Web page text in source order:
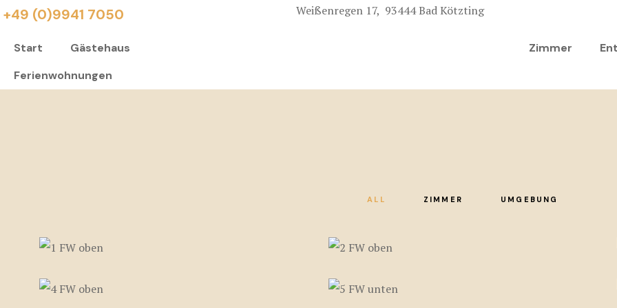
+49 (0)9941 7050 Weißenregen 17, 93444 Bad Kötzting
Start
Gästehaus
Ferienwohnungen
Zimmer
ALL ZIMMER UMGEBUNG